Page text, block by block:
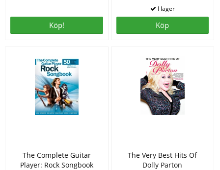
Köp! Köp
The Complete Guitar
Player: Rock Songbook
The Very Best Hits Of
Dolly Parton